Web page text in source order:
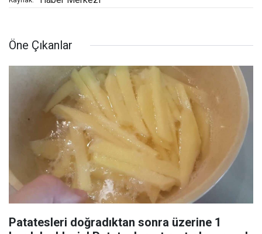
Öne Çıkanlar
Patatesleri doğradıktan sonra üzerine 1